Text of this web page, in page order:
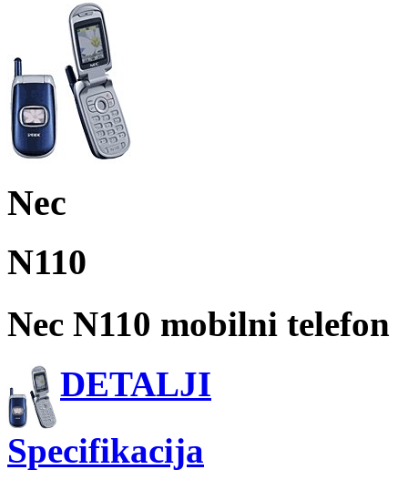
Nec
N110
Nec N110 mobilni telefon
DETALJI
Specifikacija